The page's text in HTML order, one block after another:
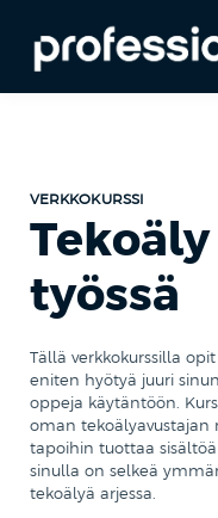
VERKKOKURSSI
työssä
Tällä verkkokurssilla
eniten hyötyä juuri
oppeja käytäntöön.
oman tekoälyavustajan
tapoihin tuottaa
sinulla on selkeä
tekoälyä arjessa.